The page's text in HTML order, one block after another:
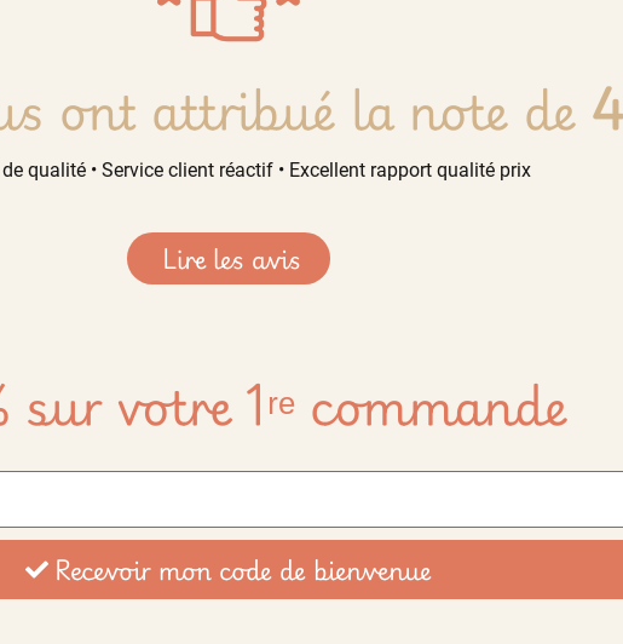
ont attribué la note de
qualité • Service client réactif • Excellent rapport qualité prix
Lire les avis
sur votre 1ʳᵉ commande
Recevoir mon code de bienvenue